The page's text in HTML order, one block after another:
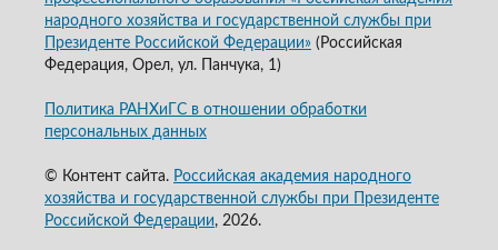
народного хозяйства и государственной службы при
Президенте Российской Федерации»(Российская
Федерация, Орел, ул. Панчука, 1)
Политика РАНХиГС в отношении обработки
персональных данных
© Контент сайта. Российская академия народного
хозяйства и государственной службы при Президенте
Российской Федерации, 2026.